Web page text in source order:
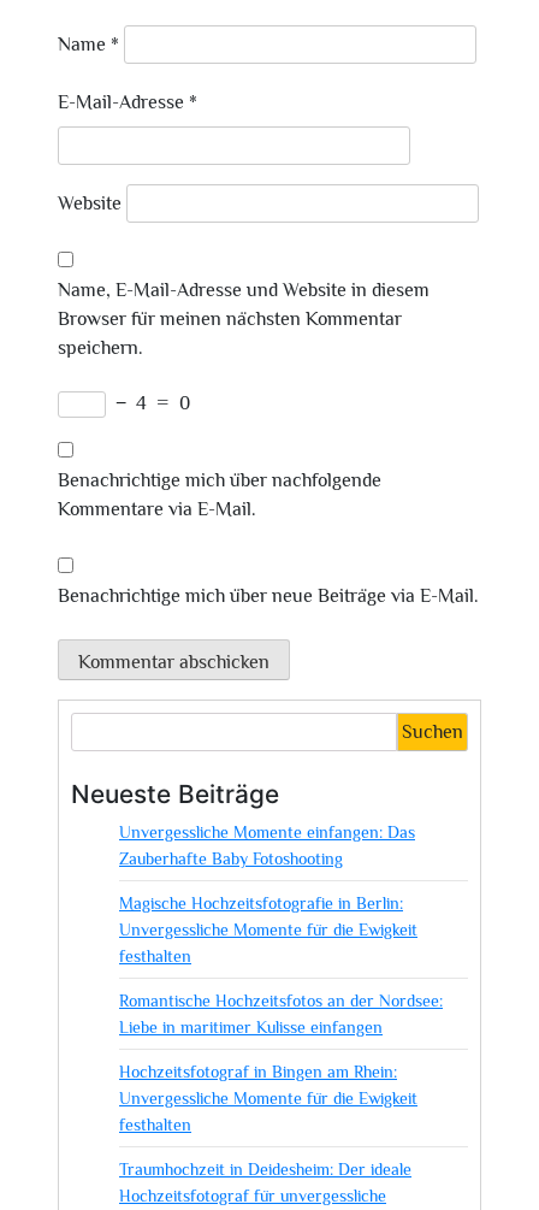
Name *
E-Mail-Adresse *
Website
Name, E-Mail-Adresse und Website in diesem
Browser für meinen nächsten Kommentar
speichern.
− 4 = 0
Benachrichtige mich über nachfolgende
Kommentare via E-Mail.
Benachrichtige mich über neue Beiträge via E-Mail.
Suchen
Neueste Beiträge
Unvergessliche Momente einfangen: Das
Zauberhafte Baby Fotoshooting
Magische Hochzeitsfotografie in Berlin:
Unvergessliche Momente für die Ewigkeit
festhalten
Romantische Hochzeitsfotos an der Nordsee:
Liebe in maritimer Kulisse einfangen
Hochzeitsfotograf in Bingen am Rhein:
Unvergessliche Momente für die Ewigkeit
festhalten
Traumhochzeit in Deidesheim: Der ideale
Hochzeitsfotograf für unvergessliche